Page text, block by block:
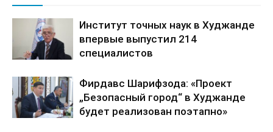
Институт точных наук в Худжанде
впервые выпустил 214
специалистов
Фирдавс Шарифзода: «Проект
„Безопасный город“ в Худжанде
будет реализован поэтапно»